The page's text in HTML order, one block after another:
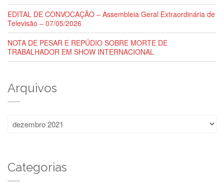
EDITAL DE CONVOCAÇÃO – Assembleia Geral Extraordinária de
Televisão – 07/05/2026
NOTA DE PESAR E REPÚDIO SOBRE MORTE DE
TRABALHADOR EM SHOW INTERNACIONAL
Arquivos
Categorias